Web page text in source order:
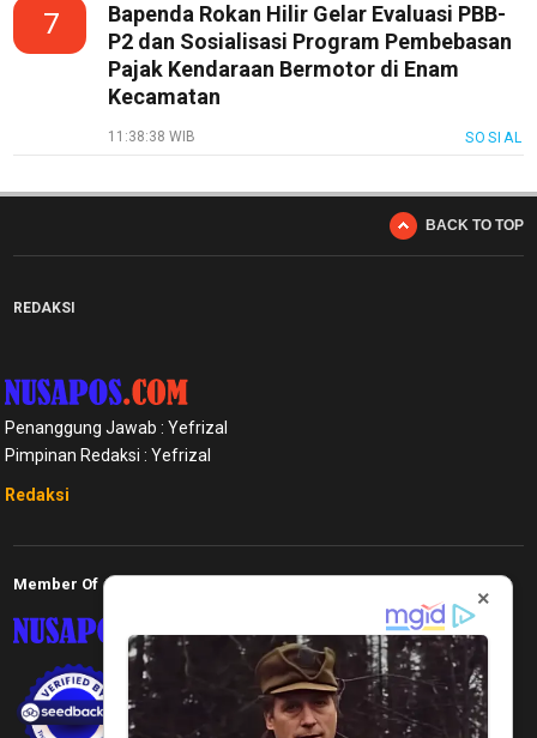
7
Bapenda Rokan Hilir Gelar Evaluasi PBB-
P2 dan Sosialisasi Program Pembebasan
Pajak Kendaraan Bermotor di Enam
Kecamatan
11:38:38 WIB SOSIAL
BACK TO TOP
REDAKSI
Penanggung Jawab : Yefrizal
Pimpinan Redaksi : Yefrizal
Redaksi
Member Of
×